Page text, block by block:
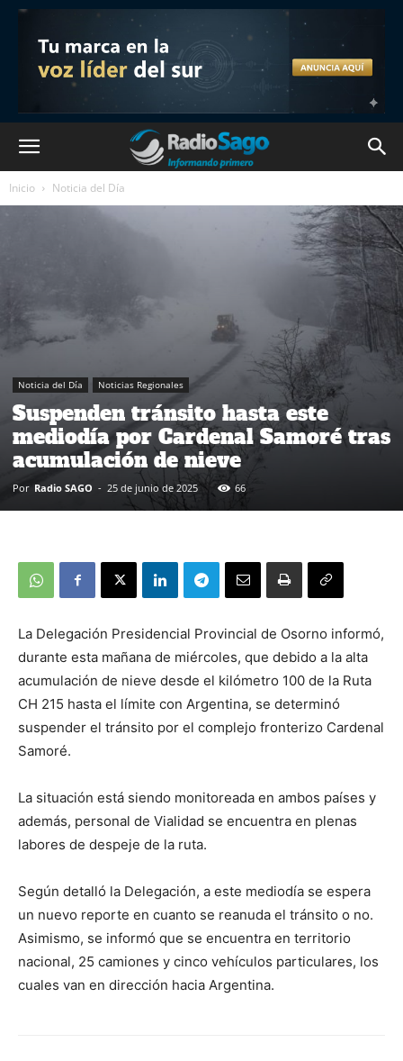
Inicio Noticia del Día
Noticia del Día Noticias Regionales
Suspenden tránsito hasta este
mediodía por Cardenal Samoré tras
acumulación de nieve
Por Radio SAGO - 25 de junio de 2025 66
La Delegación Presidencial Provincial de Osorno informó,
durante esta mañana de miércoles, que debido a la alta
acumulación de nieve desde el kilómetro 100 de la Ruta
CH 215 hasta el límite con Argentina, se determinó
suspender el tránsito por el complejo fronterizo Cardenal
Samoré.
La situación está siendo monitoreada en ambos países y
además, personal de Vialidad se encuentra en plenas
labores de despeje de la ruta.
Según detalló la Delegación, a este mediodía se espera
un nuevo reporte en cuanto se reanuda el tránsito o no.
Asimismo, se informó que se encuentra en territorio
nacional, 25 camiones y cinco vehículos particulares, los
cuales van en dirección hacia Argentina.